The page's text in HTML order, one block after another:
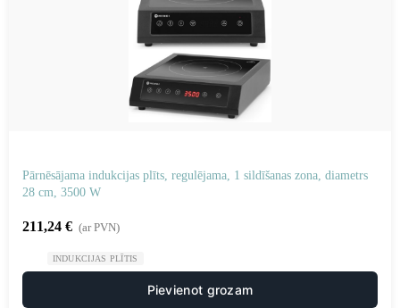
Pārnēsājama indukcijas plīts, regulējama, 1 sildīšanas zona, diametrs
28 cm, 3500 W
211,24 € (ar PVN)
INDUKCIJAS PLĪTIS
Pievienot grozam